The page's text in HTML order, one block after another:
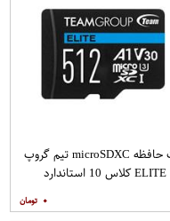
کارت حافظه microSDXC تیم گروپ
مدل ELITE کلاس 10 استاندارد
۰